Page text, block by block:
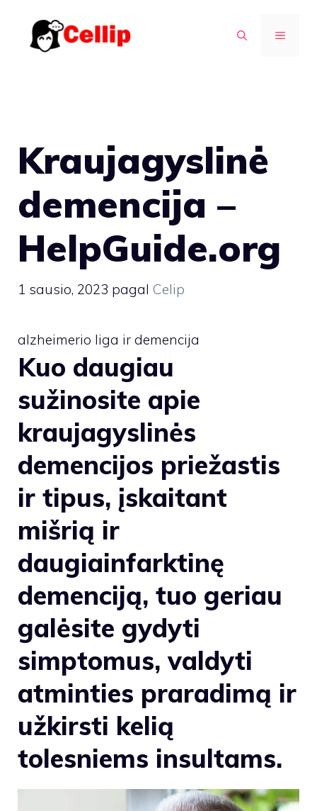
turinio
MENIU
Kraujagyslinė
demencija –
HelpGuide.org
1 sausio, 2023 pagal Celip
alzheimerio liga ir demencija
Kuo daugiau
sužinosite apie
kraujagyslinės
demencijos priežastis
ir tipus, įskaitant
mišrią ir
daugiainfarktinę
demenciją, tuo geriau
galėsite gydyti
simptomus, valdyti
atminties praradimą ir
užkirsti kelią
tolesniems insultams.